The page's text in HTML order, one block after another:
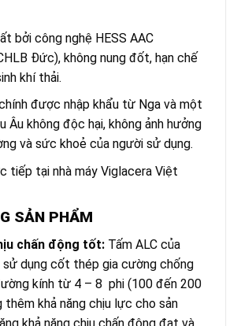
bởi công nghệ HESS AAC
Đức), không nung đốt, hạn chế
khí thải.
được nhập khẩu từ Nga và một
Âu không độc hại, không ảnh hưởng
và sức khoẻ của người sử dụng.
tiếp tại nhà máy Viglacera Việt
SẢN PHẨM
chấn động tốt: Tấm ALC của
sử dụng cốt thép gia cường chống
kính từ 4 – 8 phi (100 đến 200
thêm khả năng chịu lực cho sản